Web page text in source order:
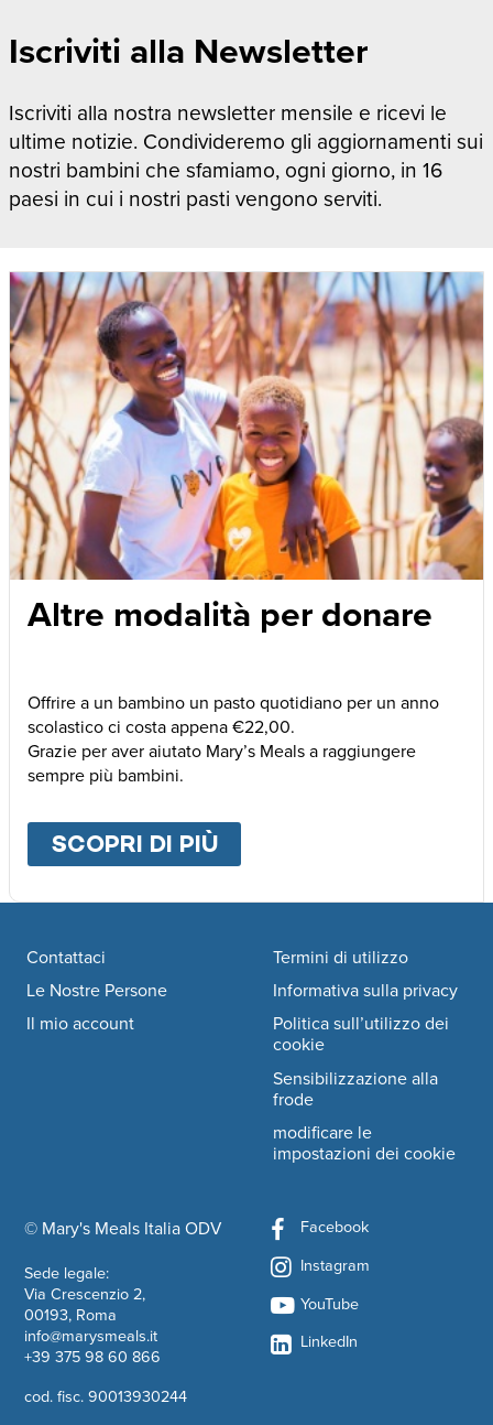
Iscriviti alla Newsletter
Iscriviti alla nostra newsletter mensile e ricevi le
ultime notizie. Condivideremo gli aggiornamenti sui
nostri bambini che sfamiamo, ogni giorno, in 16
paesi in cui i nostri pasti vengono serviti.
Altre modalità per donare
Offrire a un bambino un pasto quotidiano per un anno
scolastico ci costa appena €22,00.
Grazie per aver aiutato Mary’s Meals a raggiungere
sempre più bambini.
SCOPRI DI PIÙABOUT
Footer navigation
© Mary's Meals Italia ODVcompany information
Sede legale:
Via Crescenzio 2,
00193, Roma
info@marysmeals.it
+39 375 98 60 866
cod. fisc. 90013930244
Contattaci
Le Nostre Persone
Il mio account
Termini di utilizzo
Informativa sulla privacy
Politica sull’utilizzo dei
cookie
Sensibilizzazione alla
frode
modificare le
impostazioni dei cookie
Facebook
Instagram
YouTube
LinkedIn